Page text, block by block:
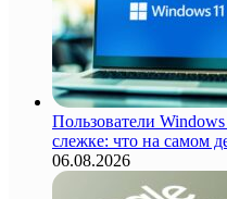
Пользователи
слежке: что на самом
06.08.2026